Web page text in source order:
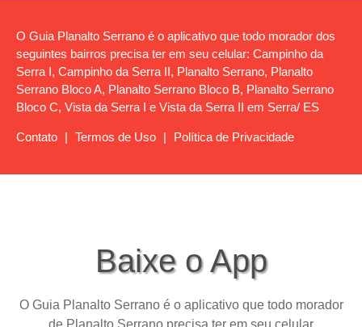
O Guia Planalto Serrano é o aplicativo que todo morador dos
seguintes bairros precisa ter em seu celular: Campinho da
Serra I, Campinho da Serra II, Planalto Serrano, Planalto
Serrano Bloco A, Planalto Serrano Bloco B, Planalto Serrano
Bloco C, Vista da Serra I e Vista da Serra II em Serra/ ES
Contato | Termos de Uso | Política de Privacidade
Baixe o App
O Guia Planalto Serrano é o aplicativo que todo morador